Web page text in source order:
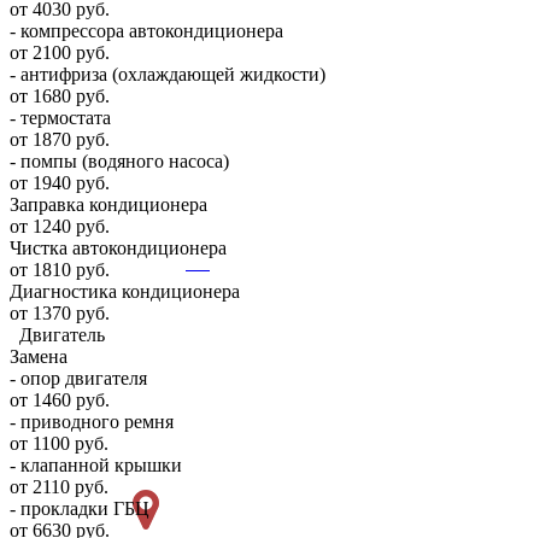
от 4030 руб.
- компрессора автокондиционера
от 2100 руб.
- антифриза (охлаждающей жидкости)
от 1680 руб.
- термостата
от 1870 руб.
- помпы (водяного насоса)
от 1940 руб.
Заправка кондиционера
от 1240 руб.
Чистка автокондиционера
от 1810 руб.
Диагностика кондиционера
от 1370 руб.
Двигатель
Замена
- опор двигателя
от 1460 руб.
- приводного ремня
от 1100 руб.
- клапанной крышки
от 2110 руб.
- прокладки ГБЦ
от 6630 руб.